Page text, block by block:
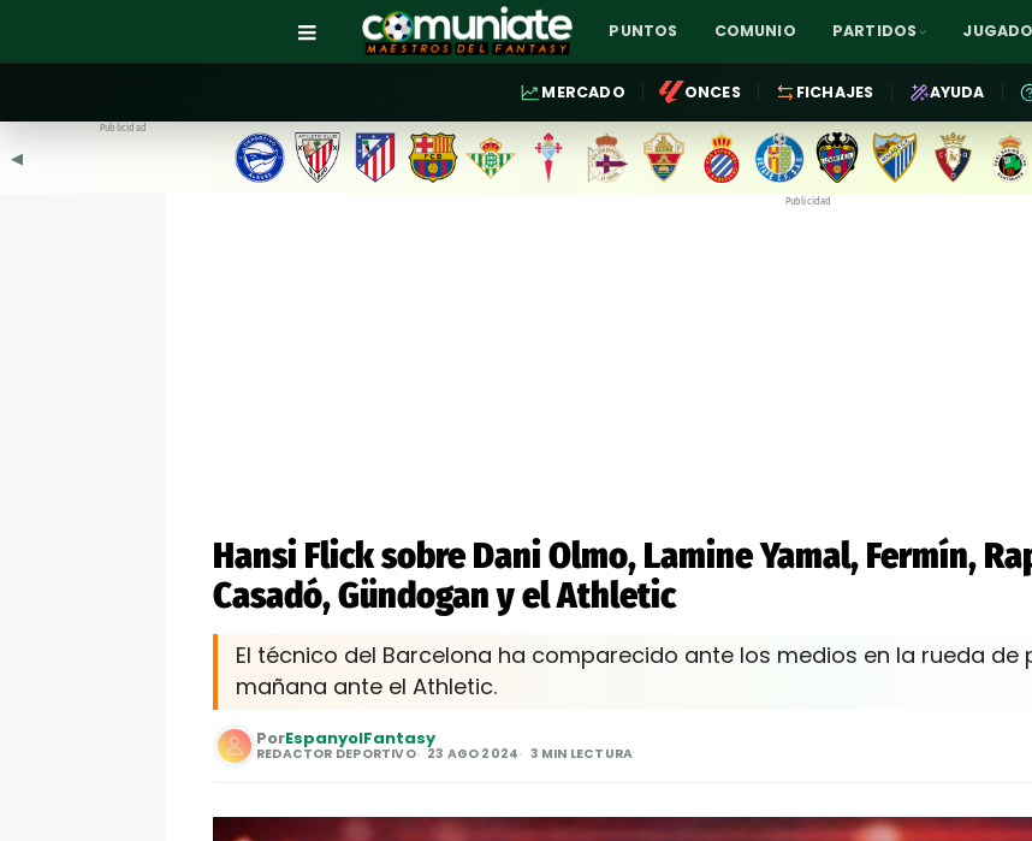
PUNTOS COMUNIO PARTIDOS
MERCADO ONCES FICHAJES AYUDA
◀︎
Publicidad
Publicidad
Hansi Flick sobre Dani Olmo, Lamine Yamal, Fermín,
Casadó, Gündogan y el Athletic
El técnico del Barcelona ha comparecido ante los medios en la rueda
mañana ante el Athletic.
PorEspanyolFantasy
REDACTOR DEPORTIVO 23 AGO 2024 3 MIN LECTURA